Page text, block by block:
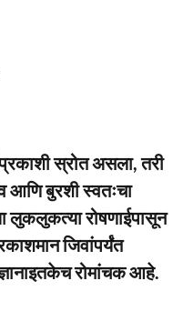
स्रोत असला, तरी
आणि बुरशी स्वतःचा
लुकलुकत्या रोषणाईपासून
जिवांपर्यंत
रोमांचक आहे.